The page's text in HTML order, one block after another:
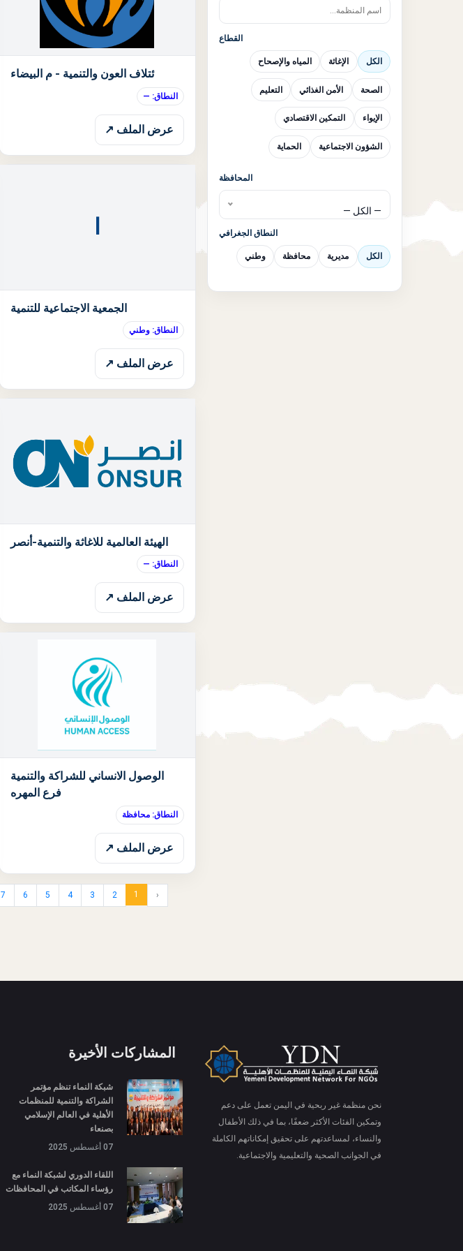
القطاع
الكل الإغاثة المياه والإصحاح
الصحة الأمن الغذائي التعليم
الإيواء التمكين الاقتصادي
الشؤون الاجتماعية الحماية
المحافظة
— الكل —
النطاق الجغرافي
الكل مديرية محافظة وطني
ئتلاف العون والتنمية - م البيضاء
النطاق: —
عرض الملف ↗
الجمعية الاجتماعية للتنمية
النطاق: وطني
عرض الملف ↗
الهيئة العالمية للاغاثة والتنمية-أنصر
النطاق: —
عرض الملف ↗
الوصول الانساني للشراكة والتنمية
فرع المهره
النطاق: محافظة
عرض الملف ↗
‹
1
2
3
4
5
6
7
نحن منظمة غير ربحية في اليمن تعمل على دعم
وتمكين الفئات الأكثر ضعفًا، بما في ذلك الأطفال
والنساء، لمساعدتهم على تحقيق إمكاناتهم الكاملة
في الجوانب الصحية والتعليمية والاجتماعية.
المشاركات الأخيرة
شبكة النماء تنظم مؤتمر
الشراكة والتنمية للمنظمات
الأهلية في العالم الإسلامي
بصنعاء
07 أغسطس 2025
اللقاء الدوري لشبكة النماء مع
رؤساء المكاتب في المحافظات
07 أغسطس 2025
Is education residence conveying so so. Suppose
shyness say ten behaved morning had. Any
unsatiable assistance compliment occasional too
reasonably advantages.More information